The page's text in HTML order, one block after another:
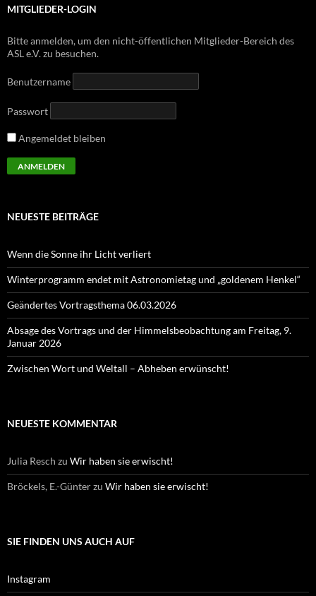
MITGLIEDER-LOGIN
Bitte anmelden, um den nicht-öffentlichen Mitglieder-Bereich des
ASL e.V. zu besuchen.
Benutzername
Passwort
Angemeldet bleiben
NEUESTE BEITRÄGE
Wenn die Sonne ihr Licht verliert
Winterprogramm endet mit Astronomietag und „goldenem Henkel“
Geändertes Vortragsthema 06.03.2026
Absage des Vortrags und der Himmelsbeobachtung am Freitag, 9.
Januar 2026
Zwischen Wort und Weltall – Abheben erwünscht!
NEUESTE KOMMENTAR
Julia Resch zu Wir haben sie erwischt!
Bröckels, E.-Günterzu Wir haben sie erwischt!
SIE FINDEN UNS AUCH AUF
Instagram